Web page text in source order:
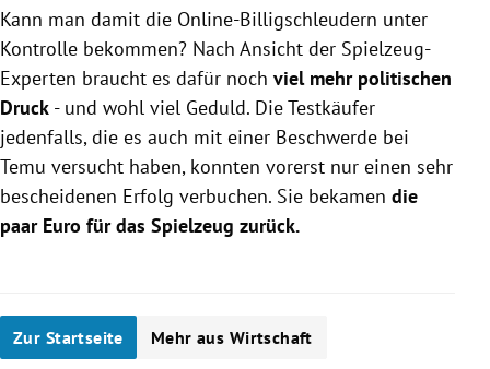
Kann man damit die Online-Billigschleudern unter
Kontrolle bekommen? Nach Ansicht der Spielzeug-
Experten braucht es dafür noch viel mehr politischen
Druck - und wohl viel Geduld. Die Testkäufer
jedenfalls, die es auch mit einer Beschwerde bei
Temu versucht haben, konnten vorerst nur einen sehr
bescheidenen Erfolg verbuchen. Sie bekamen die
paar Euro für das Spielzeug zurück.
Zur Startseite Mehr aus Wirtschaft